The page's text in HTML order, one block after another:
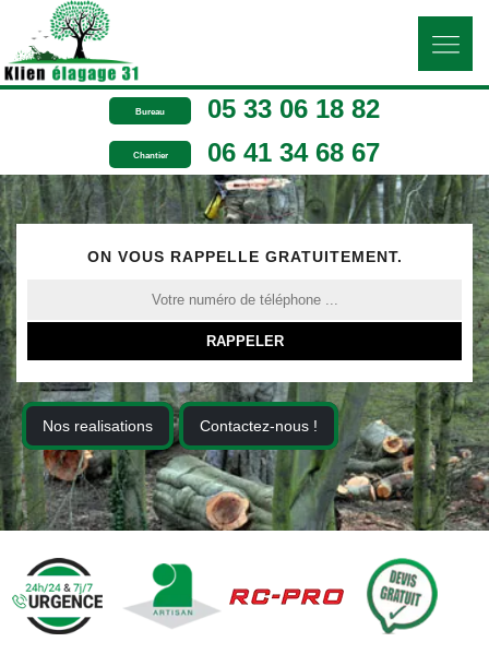
Bureau 05 33 06 18 82
Chantier 06 41 34 68 67
ON VOUS RAPPELLE GRATUITEMENT.
Nos realisations Contactez-nous !